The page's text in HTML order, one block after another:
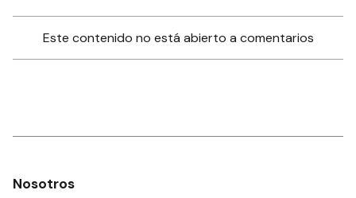
Este contenido no está abierto a comentarios
Nosotros